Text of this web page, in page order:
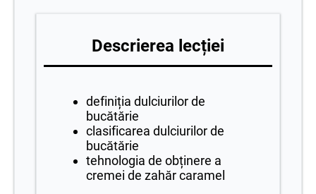
Descrierea lecției
definiția dulciurilor de
bucătărie
clasificarea dulciurilor de
bucătărie
tehnologia de obținere a
cremei de zahăr caramel